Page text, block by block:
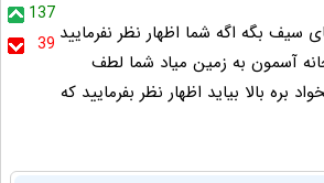
137
39 سیف بگه اگه شما اظهار نظر نفرمایید
آسمون به زمین میاد شما لطف
بره بالا بیاید اظهار نظر بفرمایید که